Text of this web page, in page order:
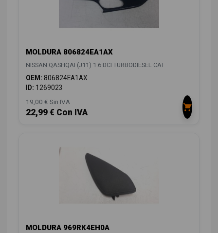
MOLDURA 806824EA1AX
NISSAN QASHQAI (J11) 1.6 DCI TURBODIESEL CAT
OEM: 806824EA1AX
ID: 1269023
19,00 € Sin IVA
22,99 € Con IVA
MOLDURA 969RK4EH0A